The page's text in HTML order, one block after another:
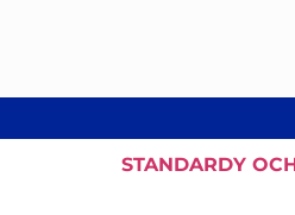
STANDARDY